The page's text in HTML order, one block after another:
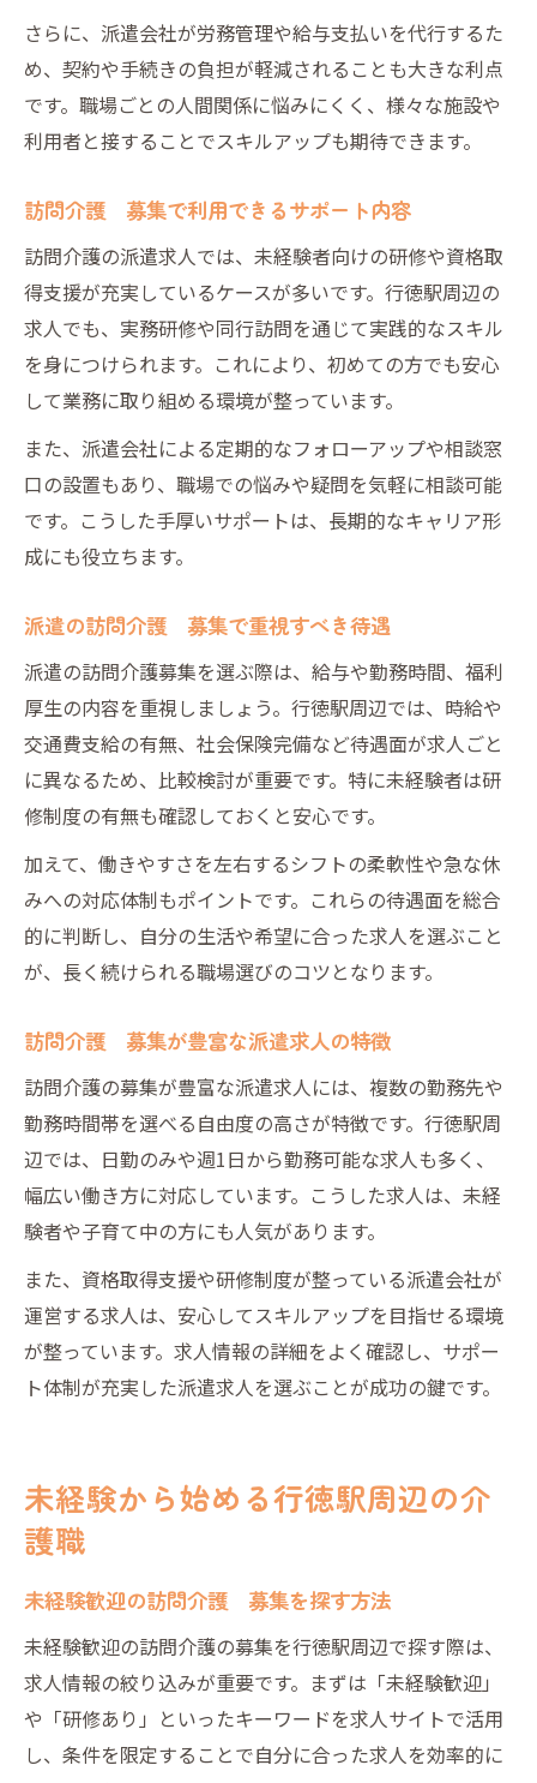
さらに、派遣会社が労務管理や給与支払いを代行するた
め、契約や手続きの負担が軽減されることも大きな利点
です。職場ごとの人間関係に悩みにくく、様々な施設や
利用者と接することでスキルアップも期待できます。
訪問介護 募集で利用できるサポート内容
訪問介護の派遣求人では、未経験者向けの研修や資格取
得支援が充実しているケースが多いです。行徳駅周辺の
求人でも、実務研修や同行訪問を通じて実践的なスキル
を身につけられます。これにより、初めての方でも安心
して業務に取り組める環境が整っています。
また、派遣会社による定期的なフォローアップや相談窓
口の設置もあり、職場での悩みや疑問を気軽に相談可能
です。こうした手厚いサポートは、長期的なキャリア形
成にも役立ちます。
派遣の訪問介護 募集で重視すべき待遇
派遣の訪問介護募集を選ぶ際は、給与や勤務時間、福利
厚生の内容を重視しましょう。行徳駅周辺では、時給や
交通費支給の有無、社会保険完備など待遇面が求人ごと
に異なるため、比較検討が重要です。特に未経験者は研
修制度の有無も確認しておくと安心です。
加えて、働きやすさを左右するシフトの柔軟性や急な休
みへの対応体制もポイントです。これらの待遇面を総合
的に判断し、自分の生活や希望に合った求人を選ぶこと
が、長く続けられる職場選びのコツとなります。
訪問介護 募集が豊富な派遣求人の特徴
訪問介護の募集が豊富な派遣求人には、複数の勤務先や
勤務時間帯を選べる自由度の高さが特徴です。行徳駅周
辺では、日勤のみや週1日から勤務可能な求人も多く、
幅広い働き方に対応しています。こうした求人は、未経
験者や子育て中の方にも人気があります。
また、資格取得支援や研修制度が整っている派遣会社が
運営する求人は、安心してスキルアップを目指せる環境
が整っています。求人情報の詳細をよく確認し、サポー
ト体制が充実した派遣求人を選ぶことが成功の鍵です。
未経験から始める行徳駅周辺の介
護職
未経験歓迎の訪問介護 募集を探す方法
未経験歓迎の訪問介護の募集を行徳駅周辺で探す際は、
求人情報の絞り込みが重要です。まずは「未経験歓迎」
や「研修あり」といったキーワードを求人サイトで活用
し、条件を限定することで自分に合った求人を効率的に